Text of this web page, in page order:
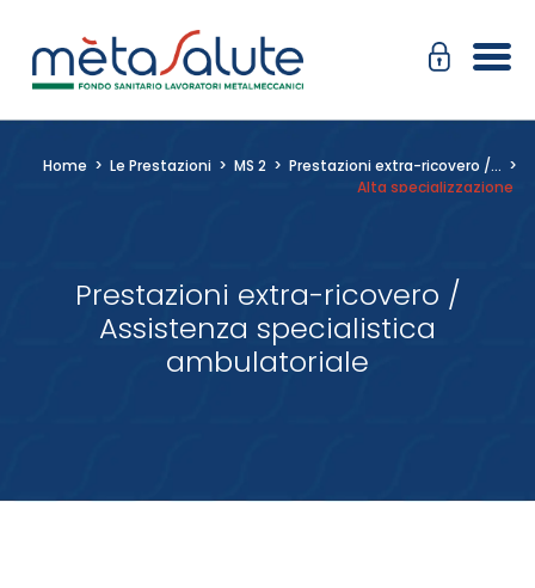
contenuto
navigazione
Home > Le Prestazioni > MS 2 > Prestazioni extra-ricovero /… >
Alta specializzazione
Prestazioni extra-ricovero /
Assistenza specialistica
ambulatoriale